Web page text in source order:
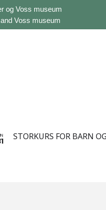
og Voss museum
Voss museum
STORKURS FOR BARN